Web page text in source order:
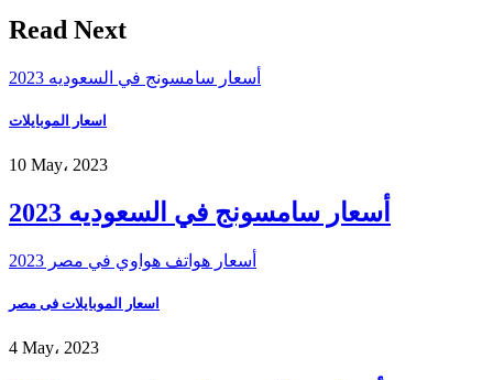
Read Next
أسعار سامسونج في السعوديه 2023
اسعار الموبايلات
10 May، 2023
أسعار سامسونج في السعوديه 2023
أسعار هواتف هواوي في مصر 2023
اسعار الموبايلات فى مصر
4 May، 2023